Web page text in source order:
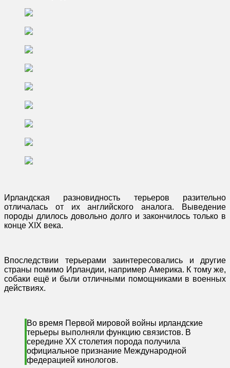
Ирландская разновидность терьеров разительно
отличалась от их английского аналога. Выведение
породы длилось довольно долго и закончилось только в
конце XIX века.
Впоследствии терьерами заинтересовались и другие
страны помимо Ирландии, например Америка. К тому же,
собаки ещё и были отличными помощниками в военных
действиях.
Во время Первой мировой войны ирландские
терьеры выполняли функцию связистов. В
середине XX столетия порода получила
официальное признание Международной
федерацией кинологов.